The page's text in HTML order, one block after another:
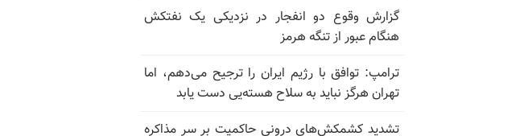
گزارش وقوع دو انفجار در نزدیکی یک نفتکش
هنگام عبور از تنگه هرمز
ترامپ: توافق با رژیم ایران را ترجیح می‌دهم، اما
تهران هرگز نباید به سلاح هسته‌یی دست یابد
تشدید کشمکش‌های درونی حاکمیت بر سر مذاکره